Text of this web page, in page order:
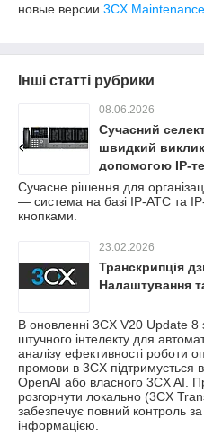
новые версии 3CX Maintenance
Інші статті рубрики
08.06.2026
Сучасний
швидкий виклик
допомогою IP-
Сучасне рішення для
— система на базі IP-АТС та
кнопками.
23.02.2026
Транскрипція
Налаштування
В оновленні 3CX V20 Update 8
штучного інтелекту для
аналізу ефективності роботи
промови в 3CX підтримується
OpenAI або власного 3CX AI.
розгорнути локально (3CX
забезпечує повний контроль
інформацією.